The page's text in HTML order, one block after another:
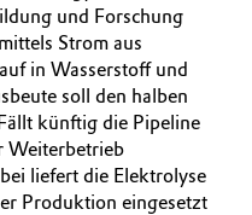
und Forschung
Strom aus
in Wasserstoff und
soll den halben
künftig die Pipeline
Weiterbetrieb
liefert die Elektrolyse
Produktion eingesetzt